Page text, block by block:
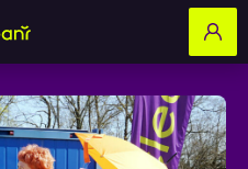
un mēs ar tevi